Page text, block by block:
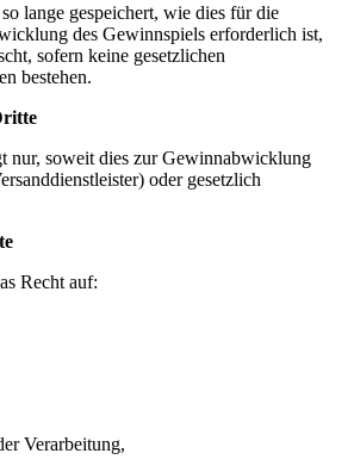
lange gespeichert, wie dies für die
des Gewinnspiels erforderlich ist,
sofern keine gesetzlichen
bestehen.
nur, soweit dies zur Gewinnabwicklung
oder gesetzlich
Recht auf:
Verarbeitung,